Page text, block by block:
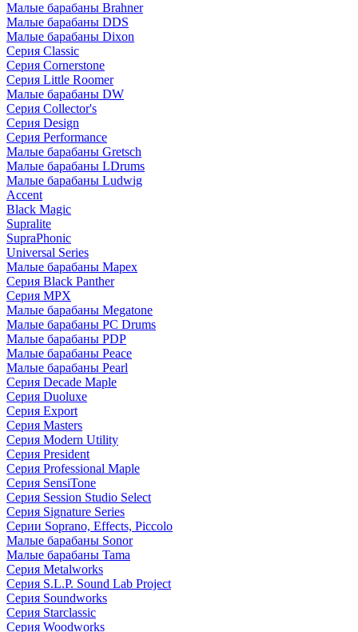
Малые барабаны Brahner
Малые барабаны DDS
Малые барабаны Dixon
Серия Classic
Серия Cornerstone
Серия Little Roomer
Малые барабаны DW
Серия Collector's
Серия Design
Серия Performance
Малые барабаны Gretsch
Малые барабаны LDrums
Малые барабаны Ludwig
Accent
Black Magic
Supralite
SupraPhonic
Universal Series
Малые барабаны Mapex
Серия Black Panther
Серия MPX
Малые барабаны Megatone
Малые барабаны PC Drums
Малые барабаны PDP
Малые барабаны Peace
Малые барабаны Pearl
Серия Decade Maple
Серия Duoluxe
Серия Export
Серия Masters
Серия Modern Utility
Серия President
Серия Professional Maple
Серия SensiTone
Серия Session Studio Select
Серия Signature Series
Серии Soprano, Effects, Piccolo
Малые барабаны Sonor
Малые барабаны Tama
Серия Metalworks
Серия S.L.P. Sound Lab Project
Серия Soundworks
Серия Starclassic
Серия Woodworks